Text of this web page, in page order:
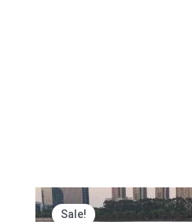
Sale!